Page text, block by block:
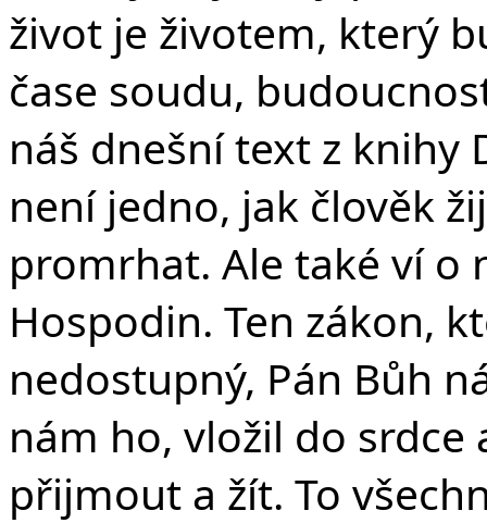
v
život je životem, který
čase soudu,
náš dnešní text z
není jedno, jak člověk
promrhat. Ale také ví o
Hospodin. Ten zákon,
nedostupný, Pán Bůh
nám ho, vložil do
přijmout a žít. To